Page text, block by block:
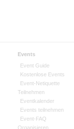
Events
Event Guide
Kostenlose Events
Event-Netiquette
Teilnehmen
Eventkalender
Events teilnehmen
Event-FAQ
Organisieren